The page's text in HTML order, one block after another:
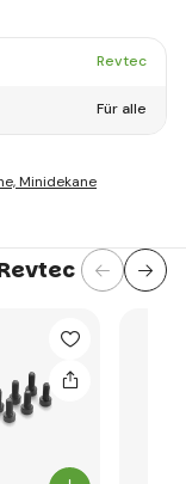
Revtec
Für alle
Minidekane